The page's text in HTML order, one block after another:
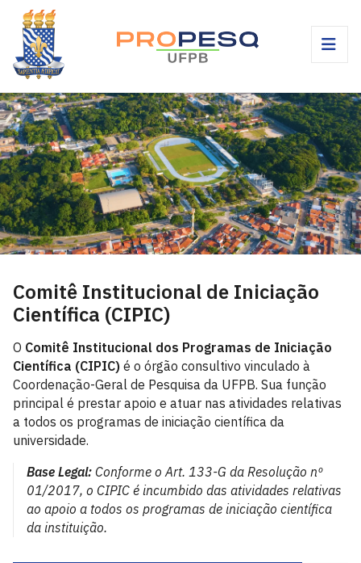
Comitê Institucional de Iniciação
Científica (CIPIC)
O Comitê Institucional dos Programas de Iniciação
Científica (CIPIC) é o órgão consultivo vinculado à
Coordenação-Geral de Pesquisa da UFPB. Sua função
principal é prestar apoio e atuar nas atividades relativas
a todos os programas de iniciação científica da
universidade.
Base Legal: Conforme o Art. 133-G da Resolução nº
01/2017, o CIPIC é incumbido das atividades relativas
ao apoio a todos os programas de iniciação científica
da instituição.